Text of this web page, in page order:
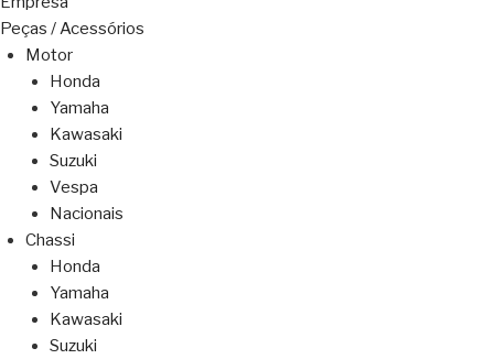
Peças / Acessórios
Motor
Honda
Yamaha
Kawasaki
Suzuki
Vespa
Nacionais
Chassi
Honda
Yamaha
Kawasaki
Suzuki